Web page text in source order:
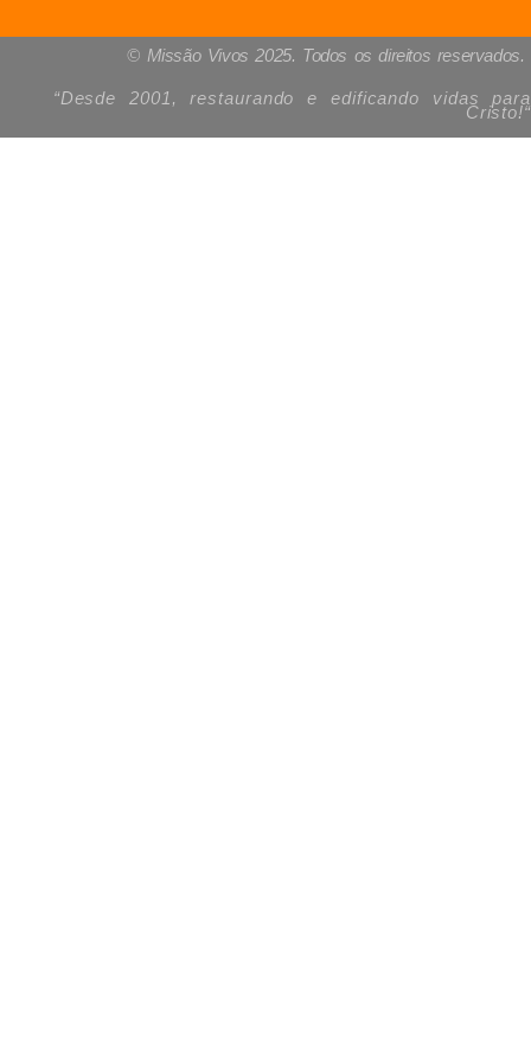
© Missão Vivos 2025. Todos os direitos reservados.
“Desde 2001, restaurando e edificando vidas para
Cristo!“